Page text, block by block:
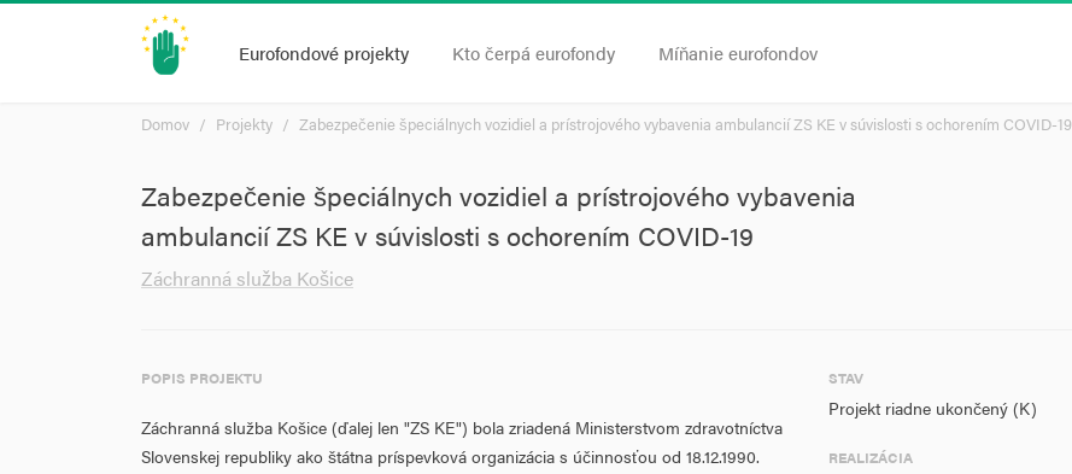
Eurofondové projekty Kto čerpá eurofondy Míňanie eurofondov
Domov Projekty Zabezpečenie špeciálnych vozidiel a prístrojového vybavenia ambulancií ZS KE v súvislosti s ochorením COVID-19
Zabezpečenie špeciálnych vozidiel a prístrojového vybavenia
ambulancií ZS KE v súvislosti s ochorením COVID-19
Záchranná služba Košice
POPIS PROJEKTU
Záchranná služba Košice (ďalej len "ZS KE") bola zriadená Ministerstvom zdravotníctva
Slovenskej republiky ako štátna príspevková organizácia s účinnosťou od 18.12.1990.
STAV
Projekt riadne ukončený (K)
REALIZÁCIA